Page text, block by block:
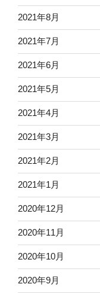
2021年8月
2021年7月
2021年6月
2021年5月
2021年4月
2021年3月
2021年2月
2021年1月
2020年12月
2020年11月
2020年10月
2020年9月